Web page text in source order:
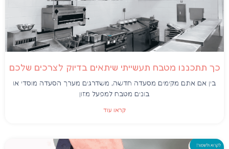
כך תתכננו מטבח תעשייתי שיתאים בדיוק לצרכים שלכם
בין אם אתם מקימים מסעדה חדשה, משדרגים מערך הסעדה מוסדי או
בונים מטבח למפעל מזון
קראו עוד